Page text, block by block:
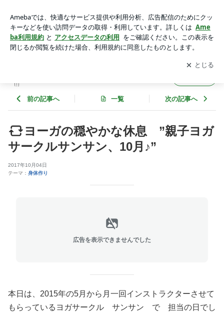
ちあ鍼灸院 の 元気応援日記
アプリをダウンロードして ブログの更新通知
を受け取りまし
ょう。
開く
前の記事へ 一覧 次の記事へ
ヨーガの穏やかな休息 ”親子ヨガ
サークルサンサン、10月♪”
2017年10月04日
テーマ： 身体作り
広告を表示できませんでした
本日は、2015年の5月から月一回インストラクターさせて
もらっているヨガサークル サンサン で 担当の日でし